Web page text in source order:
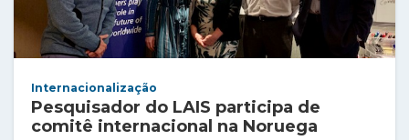
Internacionalização
Pesquisador do LAIS participa de
comitê internacional na Noruega